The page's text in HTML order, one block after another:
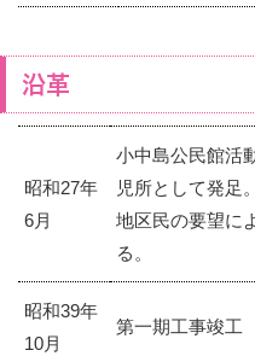
沿革
昭和27年
6月
小中島公民館活
児所として発足。
地区民の要望に
る。
昭和39年
10月
第一期工事竣工